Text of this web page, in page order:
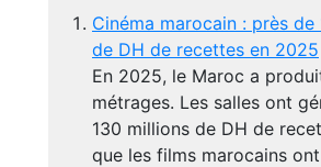
Cinéma marocain : près de
de DH de recettes en 2025
En 2025, le Maroc a
métrages. Les salles ont
130 millions de DH de
que les films marocains